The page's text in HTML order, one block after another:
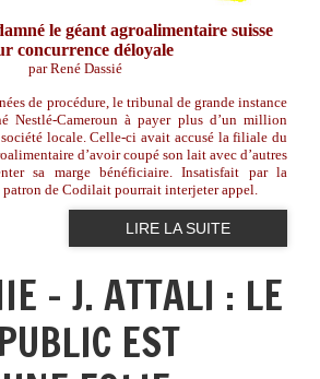
le géant agroalimentaire suisse
concurrence déloyale
par René Dassié
de procédure, le tribunal de grande instance
Nestlé-Cameroun à payer plus d’un million
locale. Celle-ci avait accusé la filiale du
d’avoir coupé son lait avec d’autres
sa marge bénéficiaire. Insatisfait par la
de Codilait pourrait interjeter appel.
LIRE LA SUITE
- J. ATTALI : LE
EST